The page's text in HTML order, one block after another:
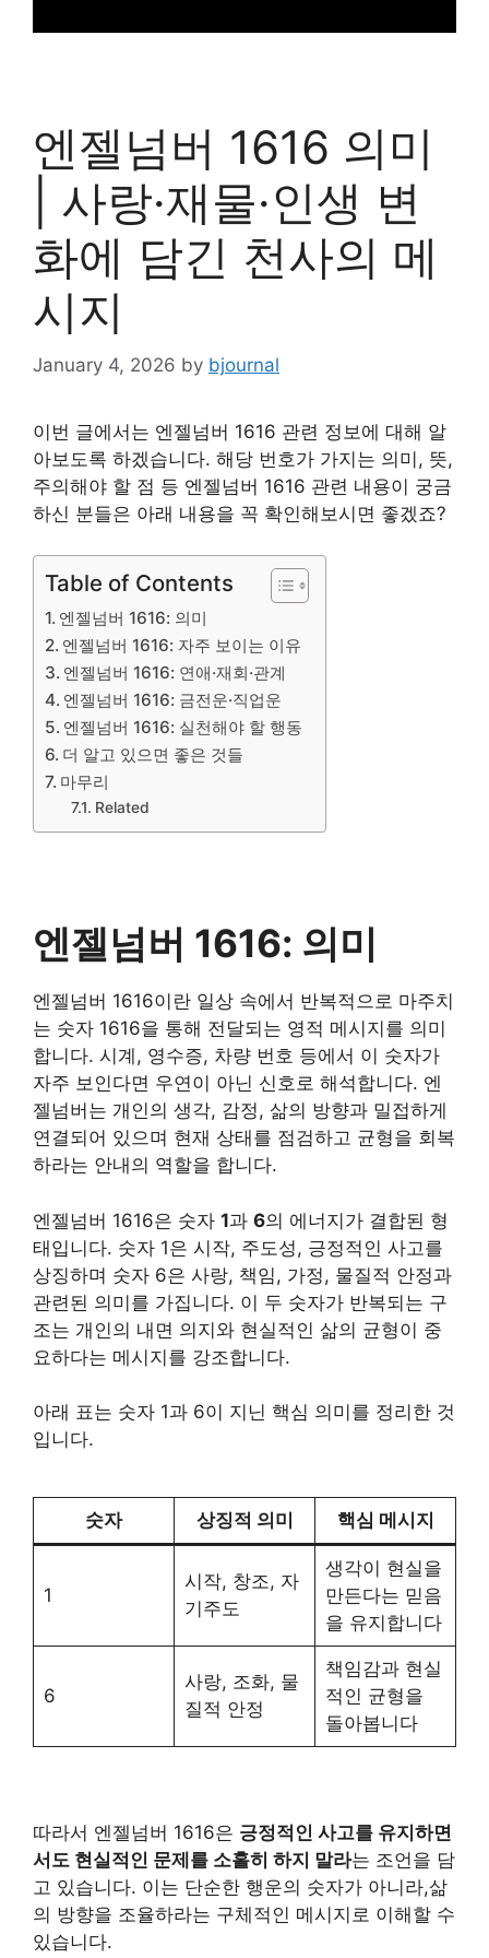
엔젤넘버 1616 의미
| 사랑·재물·인생 변
화에 담긴 천사의 메
시지
January 4, 2026 by bjournal
이번 글에서는 엔젤넘버 1616 관련 정보에 대해 알
아보도록 하겠습니다. 해당 번호가 가지는 의미, 뜻,
주의해야 할 점 등 엔젤넘버 1616 관련 내용이 궁금
하신 분들은 아래 내용을 꼭 확인해보시면 좋겠죠?
Table of Contents
엔젤넘버 1616: 의미
엔젤넘버 1616: 자주 보이는 이유
엔젤넘버 1616: 연애·재회·관계
엔젤넘버 1616: 금전운·직업운
엔젤넘버 1616: 실천해야 할 행동
더 알고 있으면 좋은 것들
마무리
Related
엔젤넘버 1616: 의미
엔젤넘버 1616이란 일상 속에서 반복적으로 마주치
는 숫자 1616을 통해 전달되는 영적 메시지를 의미
합니다. 시계, 영수증, 차량 번호 등에서 이 숫자가
자주 보인다면 우연이 아닌 신호로 해석합니다. 엔
젤넘버는 개인의 생각, 감정, 삶의 방향과 밀접하게
연결되어 있으며 현재 상태를 점검하고 균형을 회복
하라는 안내의 역할을 합니다.
엔젤넘버 1616은 숫자 1과 6의 에너지가 결합된 형
태입니다. 숫자 1은 시작, 주도성, 긍정적인 사고를
상징하며 숫자 6은 사랑, 책임, 가정, 물질적 안정과
관련된 의미를 가집니다. 이 두 숫자가 반복되는 구
조는 개인의 내면 의지와 현실적인 삶의 균형이 중
요하다는 메시지를 강조합니다.
아래 표는 숫자 1과 6이 지닌 핵심 의미를 정리한 것
입니다.
숫자 상징적 의미 핵심 메시지
1
시작, 창조, 자
기주도
생각이 현실을
만든다는 믿음
을 유지합니다
6
사랑, 조화, 물
질적 안정
책임감과 현실
적인 균형을
돌아봅니다
따라서 엔젤넘버 1616은 긍정적인 사고를 유지하면
서도 현실적인 문제를 소홀히 하지 말라는 조언을 담
고 있습니다. 이는 단순한 행운의 숫자가 아니라,삶
의 방향을 조율하라는 구체적인 메시지로 이해할 수
있습니다.